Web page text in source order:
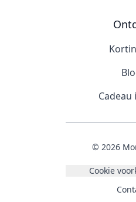
Cadeau
© 2026
Cookie